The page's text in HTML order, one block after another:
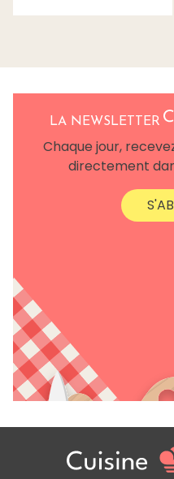
LA NEWSLETTER
Chaque jour,
directement